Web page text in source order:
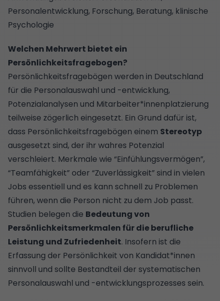
Personalentwicklung, Forschung, Beratung, klinische
Psychologie
Welchen Mehrwert bietet ein
Persönlichkeitsfragebogen?
Persönlichkeitsfragebögen werden in Deutschland
für die Personalauswahl und -entwicklung,
Potenzialanalysen und Mitarbeiter*innenplatzierung
teilweise zögerlich eingesetzt. Ein Grund dafür ist,
dass Persönlichkeitsfragebögen einem Stereotyp
ausgesetzt sind, der ihr wahres Potenzial
verschleiert. Merkmale wie “Einfühlungsvermögen”,
“Teamfähigkeit” oder “Zuverlässigkeit” sind in vielen
Jobs essentiell und es kann schnell zu Problemen
führen, wenn die Person nicht zu dem Job passt.
Studien belegen die Bedeutung von
Persönlichkeitsmerkmalen für die berufliche
Leistung und Zufriedenheit. Insofern ist die
Erfassung der Persönlichkeit von Kandidat*innen
sinnvoll und sollte Bestandteil der systematischen
Personalauswahl und -entwicklungsprozesses sein.